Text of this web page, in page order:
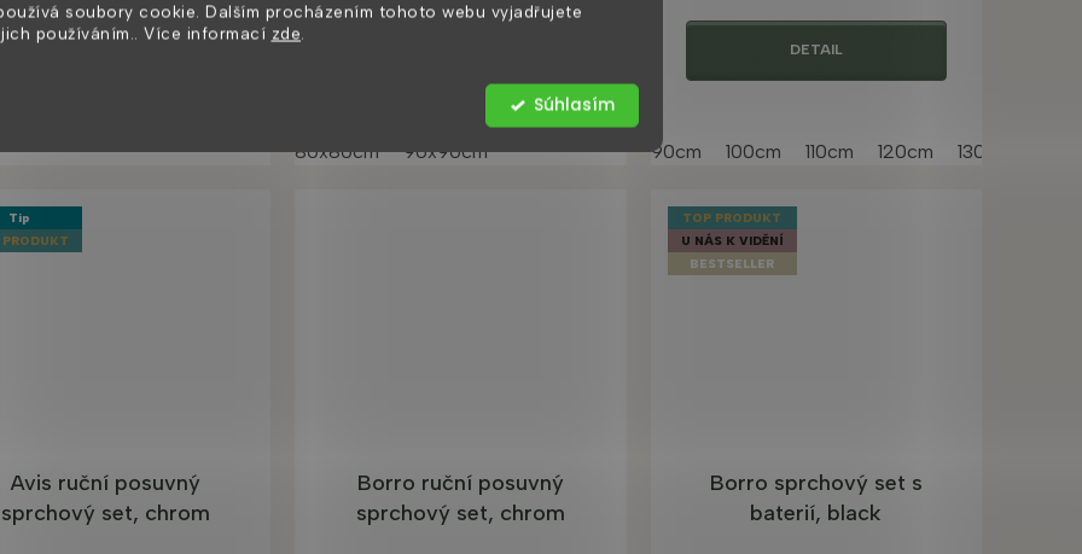
soubory cookie. Dalším procházením tohoto webu vyjadřujete
používáním.. Více informací zde.
Súhlasím
80x80cm 90x90cm
DETAIL
90cm 100cm 110cm 120cm 130cm
Tip
Avis ruční posuvný
sprchový set, chrom
Borro ruční posuvný
sprchový set, chrom
TOP PRODUKT
U NÁS K VIDĚNÍ
BESTSELLER
Borro sprchový set s
baterií, black